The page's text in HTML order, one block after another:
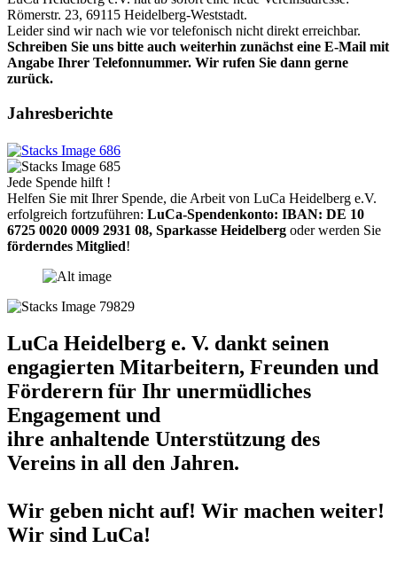
Römerstr. 23, 69115 Heidelberg-Weststadt.
Leider sind wir nach wie vor telefonisch nicht direkt erreichbar.
Schreiben Sie uns bitte auch weiterhin zunächst eine E-Mail mit
Angabe Ihrer Telefonnummer. Wir rufen Sie dann gerne
zurück.
Jahresberichte
Jede Spende hilft !
Helfen Sie mit Ihrer Spende, die Arbeit von LuCa Heidelberg e.V.
erfolgreich fortzuführen: LuCa-Spendenkonto: IBAN: DE 10
6725 0020 0009 2931 08, Sparkasse Heidelberg oder werden Sie
förderndes Mitglied!
LuCa Heidelberg e. V. dankt seinen
engagierten Mitarbeitern, Freunden und
Förderern für Ihr unermüdliches
Engagement und
ihre anhaltende Unterstützung des
Vereins in all den Jahren.
Wir geben nicht auf! Wir machen weiter!
Wir sind LuCa!